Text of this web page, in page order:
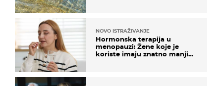
NOVO ISTRAŽIVANJE
Hormonska terapija u
menopauzi: Žene koje je
koriste imaju znatno manji